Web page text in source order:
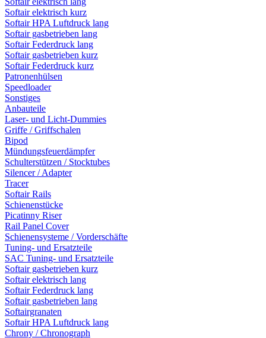
Softair elektrisch kurz
Softair HPA Luftdruck lang
Softair gasbetrieben lang
Softair Federdruck lang
Softair gasbetrieben kurz
Softair Federdruck kurz
Patronenhülsen
Speedloader
Sonstiges
Anbauteile
Laser- und Licht-Dummies
Griffe / Griffschalen
Bipod
Mündungsfeuerdämpfer
Schulterstützen / Stocktubes
Silencer / Adapter
Tracer
Softair Rails
Schienenstücke
Picatinny Riser
Rail Panel Cover
Schienensysteme / Vorderschäfte
Tuning- und Ersatzteile
SAC Tuning- und Ersatzteile
Softair gasbetrieben kurz
Softair elektrisch lang
Softair Federdruck lang
Softair gasbetrieben lang
Softairgranaten
Softair HPA Luftdruck lang
Chrony / Chronograph